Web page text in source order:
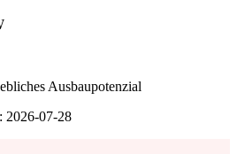
Ausbaupotenzial
2026-07-28